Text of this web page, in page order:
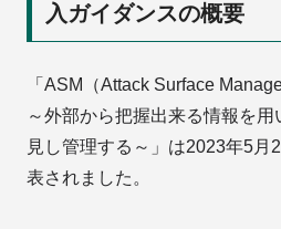
入ガイダンスの概要
「ASM（Attack Surface
～外部から把握出来る情報を
見し管理する～」は2023年5月
表されました。